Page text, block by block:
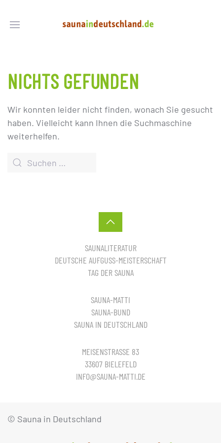
NICHTS GEFUNDEN
Wir konnten leider nicht finden, wonach Sie gesucht
haben. Vielleicht kann Ihnen die Suchmaschine
weiterhelfen.
SAUNALITERATUR
DEUTSCHE AUFGUSS-MEISTERSCHAFT
TAG DER SAUNA
SAUNA-MATTI
SAUNA-BUND
SAUNA IN DEUTSCHLAND
MEISENSTRASSE 83
33607 BIELEFELD
INFO@SAUNA-MATTI.DE
© Sauna in Deutschland